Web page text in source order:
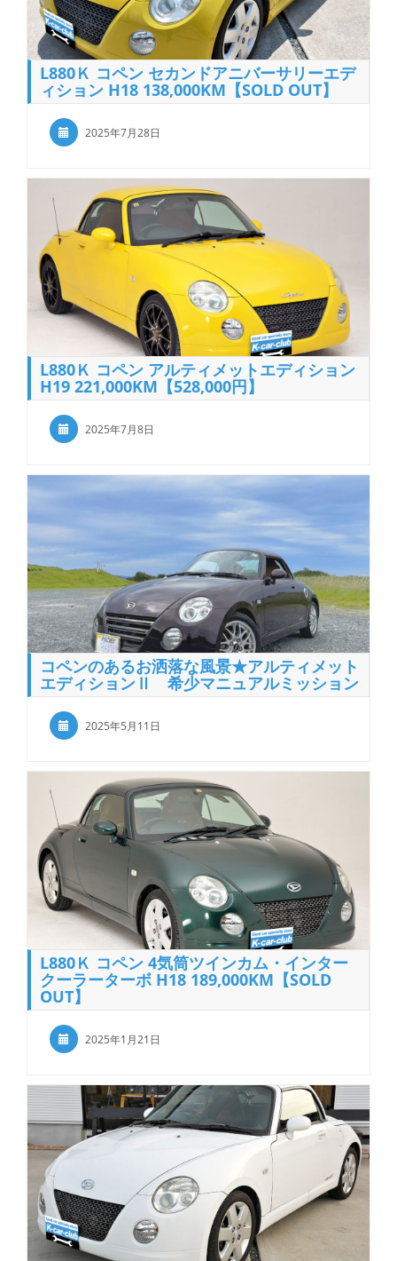
L880Ｋ コペン セカンドアニバーサリーエデ
ィション H18 138,000KM【SOLD OUT】
2025年7月28日
L880Ｋ コペン アルティメットエディション
H19 221,000KM【528,000円】
2025年7月8日
コペンのあるお洒落な風景★アルティメット
エディションⅡ 希少マニュアルミッション
2025年5月11日
L880Ｋ コペン 4気筒ツインカム・インター
クーラーターボ H18 189,000KM【SOLD
OUT】
2025年1月21日